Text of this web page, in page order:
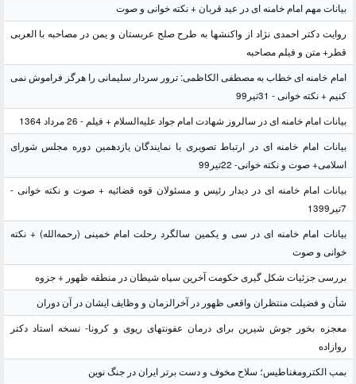
بیانات مهم امام خامنه ای در عید قربان + نکته خوانی و صوت
روایت دکتر احمدی نژاد از واکنشها به طرح صلح عربستان و یمن در مصاحبه با العربی
قطر+ متن و فیلم مصاحبه
امام خامنه ای خطاب به مصطفی الکاظمی: ترور سردار سلیمانی را هرگز فراموش نمی
کنیم + نکته خوانی - 31تیر99
بیانات امام خامنه ای در سالروز شهادت امام جواد علیه‌السلام + فیلم - 26 مرداد 1364
بیانات امام خامنه ای در ارتباط تصویری با نمایندگان یازدهمین دوره مجلس شورای
اسلامی+ صوت و نکته خوانی- 22تیر99
بیانات امام خامنه ای در دیدار رئیس و مسئولان قوه قضائیه + صوت و نکته خوانی -
7تیر1399
بیانات امام خامنه ای در سی و یکمین سالگرد رحلت امام خمینی (رحمه‌الله) + نکته
خوانی و صوت
بررسی جزئیات شکل گیری حکومت آخرین سپاه شیطان در منطقه ظهور + جزوه
شأن و فضیلت منتظران واقعی ظهور در آخرالزمان و وظایف ایشان در آن دوران
معجزه بخور جوش شیرین برای درمان عفونتهای ریوی و کرونا- نسخه استاد دکتر
روازاده
بمب الکترومغناطیس؛ سلاح مخوف و دست برتر ایران در جنگ نوین